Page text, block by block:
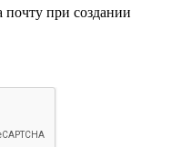
при создании